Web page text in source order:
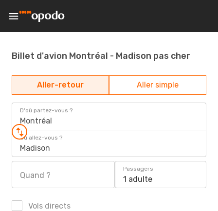
Billet d'avion Montréal - Madison pas cher
Aller-retour Aller simple
D'où partez-vous ?
Montréal
Où allez-vous ?
Madison
Quand ?
Passagers
1 adulte
Vols directs